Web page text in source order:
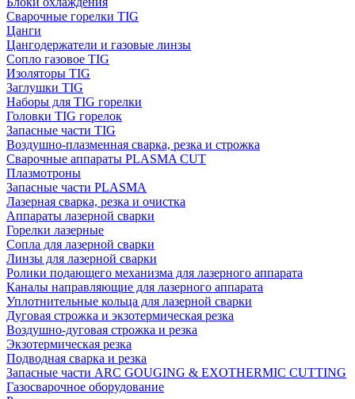
Сварочные горелки TIG
Цанги
Цангодержатели и газовые линзы
Сопло газовое TIG
Изоляторы TIG
Заглушки TIG
Наборы для TIG горелки
Головки TIG горелок
Запасные части TIG
Воздушно-плазменная сварка, резка и строжка
Сварочные аппараты PLASMA CUT
Плазмотроны
Запасные части PLASMA
Лазерная сварка, резка и очистка
Аппараты лазерной сварки
Горелки лазерные
Сопла для лазерной сварки
Линзы для лазерной сварки
Ролики подающего механизма для лазерного аппарата
Каналы направляющие для лазерного аппарата
Уплотнительные кольца для лазерной сварки
Дуговая строжка и экзотермическая резка
Воздушно-дуговая строжка и резка
Экзотермическая резка
Подводная сварка и резка
Запасные части ARC GOUGING & EXOTHERMIC CUTTING
Газосварочное оборудование